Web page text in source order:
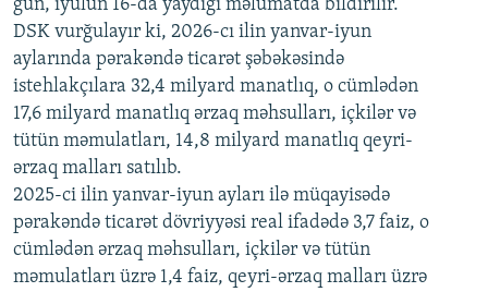
1080p
gün, iyulun 16-da yaydığı məlumatda bildirilir.
DSK vurğulayır ki, 2026-cı ilin yanvar-iyun
aylarında pərakəndə ticarət şəbəkəsində
istehlakçılara 32,4 milyard manatlıq, o cümlədən
17,6 milyard manatlıq ərzaq məhsulları, içkilər və
tütün məmulatları, 14,8 milyard manatlıq qeyri-
ərzaq malları satılıb.
2025-ci ilin yanvar-iyun ayları ilə müqayisədə
pərakəndə ticarət dövriyyəsi real ifadədə 3,7 faiz, o
cümlədən ərzaq məhsulları, içkilər və tütün
məmulatları üzrə 1,4 faiz, qeyri-ərzaq malları üzrə